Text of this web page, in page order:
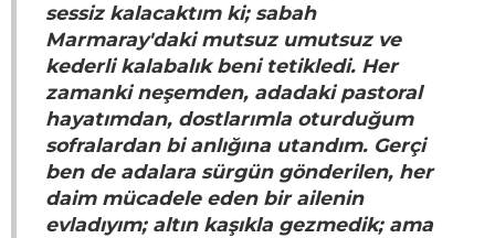
sessiz kalacaktım ki; sabah
Marmaray'daki mutsuz umutsuz ve
kederli kalabalık beni tetikledi. Her
zamanki neşemden, adadaki pastoral
hayatımdan, dostlarımla oturduğum
sofralardan bi anlığına utandım. Gerçi
ben de adalara sürgün gönderilen, her
daim mücadele eden bir ailenin
evladıyım; altın kaşıkla gezmedik; ama